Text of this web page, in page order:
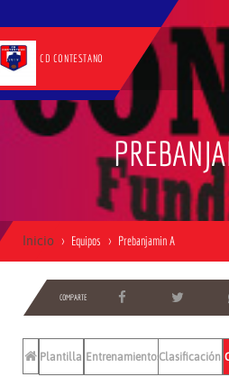
CD CONTESTANO
Inicio Equipos Prebanjamin A
COMPARTE
Plantilla EntrenamientosClasificación